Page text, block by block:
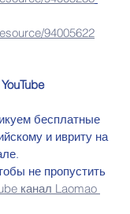
94005622
бесплатные
и ивриту на
не пропустить
канал Laomao